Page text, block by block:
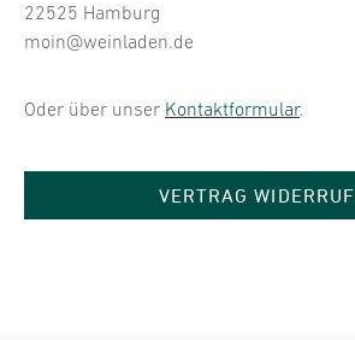
22525 Hamburg
moin@weinladen.de
Oder über unser Kontaktformular.
VERTRAG